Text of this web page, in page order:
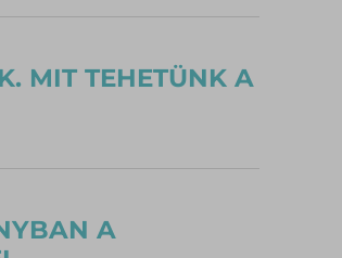
MIT TEHETÜNK A
A